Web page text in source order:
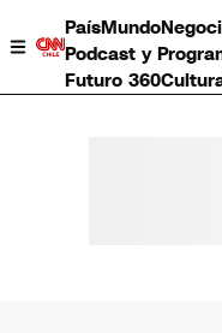
PaísMundo
Podcast y
Futuro 360